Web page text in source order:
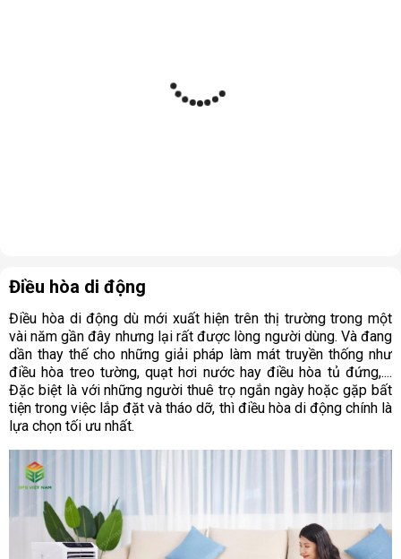
Điều hòa di động
Điều hòa di động dù mới xuất hiện trên thị trường trong một
vài năm gần đây nhưng lại rất được lòng người dùng. Và đang
dần thay thế cho những giải pháp làm mát truyền thống như
điều hòa treo tường, quạt hơi nước hay điều hòa tủ đứng,....
Đặc biệt là với những người thuê trọ ngắn ngày hoặc gặp bất
tiện trong việc lắp đặt và tháo dỡ, thì điều hòa di động chính là
lựa chọn tối ưu nhất.